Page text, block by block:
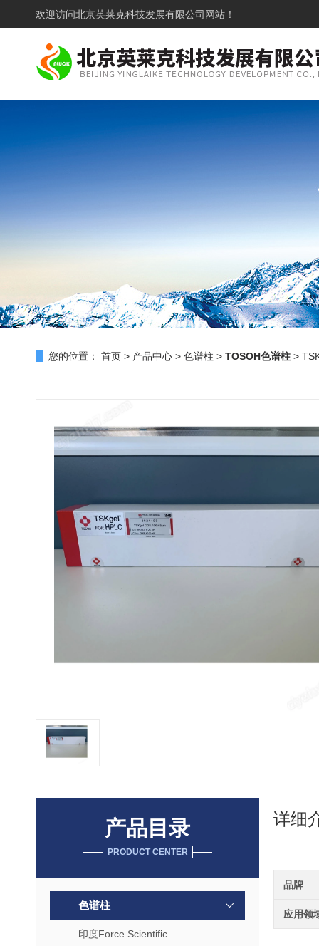
欢迎访问北京英莱克科技发展有限公司网站！
您的位置： 首页 > 产品中心 > 色谱柱 > TOSOH色谱柱 >
产品目录
PRODUCT CENTER
色谱柱
印度Force Scientific
详细
品牌
应用领